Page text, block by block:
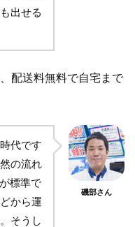
出せる
配送料無料で自宅まで
代です
の流れ
標準で
から運
そうし
磯部さん